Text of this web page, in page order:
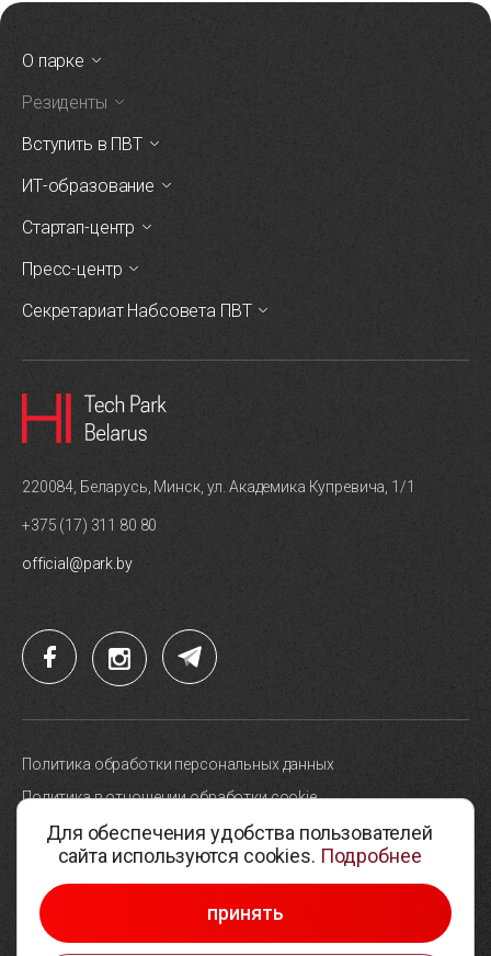
О парке
Резиденты
Вступить в ПВТ
ИТ-образование
Стартап-центр
Пресс-центр
Секретариат Набсовета ПВТ
220084, Беларусь, Минск, ул. Академика Купревича, 1/1
+375 (17) 311 80 80
official@park.by
© 2005-2026, Парк высоких технологий
Разработка сайтов —Студия Борового
Политика обработки персональных данных
Политика в отношении обработки cookie
Карта сайта
Выбор настроек cookie
Для обеспечения удобства пользователей
сайта используются cookies. Подробнее
принять